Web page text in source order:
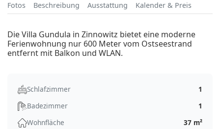
Fotos Beschreibung Ausstattung Kalender & Preis
Die Villa Gundula in Zinnowitz bietet eine moderne
Ferienwohnung nur 600 Meter vom Ostseestrand
entfernt mit Balkon und WLAN.
Schlafzimmer
1
Badezimmer
1
Wohnfläche
37 m²